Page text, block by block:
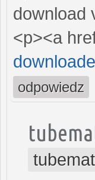
download
<p><a
odpowiedz